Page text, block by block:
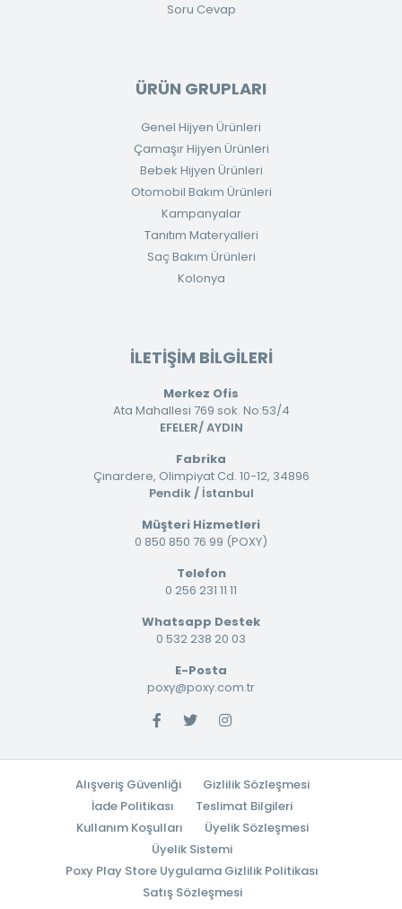
Soru Cevap
ÜRÜN GRUPLARI
Genel Hijyen Ürünleri
Çamaşır Hijyen Ürünleri
Bebek Hijyen Ürünleri
Otomobil Bakım Ürünleri
Kampanyalar
Tanıtım Materyalleri
Saç Bakım Ürünleri
Kolonya
İLETİŞİM BİLGİLERİ
Merkez Ofis
Ata Mahallesi 769 sok. No:53/4
EFELER/ AYDIN
Fabrika
Çınardere, Olimpiyat Cd. 10-12, 34896
Pendik / İstanbul
Müşteri Hizmetleri
0 850 850 76 99 (POXY)
Telefon
0 256 231 11 11
Whatsapp Destek
0 532 238 20 03
E-Posta
poxy@poxy.com.tr
Alışveriş Güvenliği
Gizlilik Sözleşmesi
İade Politikası
Teslimat Bilgileri
Kullanım Koşulları
Üyelik Sözleşmesi
Üyelik Sistemi
Poxy Play Store Uygulama Gizlilik Politikası
Satış Sözleşmesi